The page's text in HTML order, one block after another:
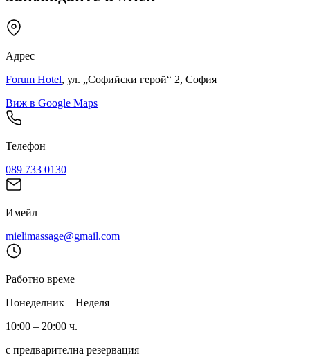
Адрес
Forum Hotel, ул. „Софийски герой“ 2, София
Виж в Google Maps
Телефон
089 733 0130
Имейл
mielimassage@gmail.com
Работно време
Понеделник – Неделя
10:00 – 20:00 ч.
с предварителна резервация